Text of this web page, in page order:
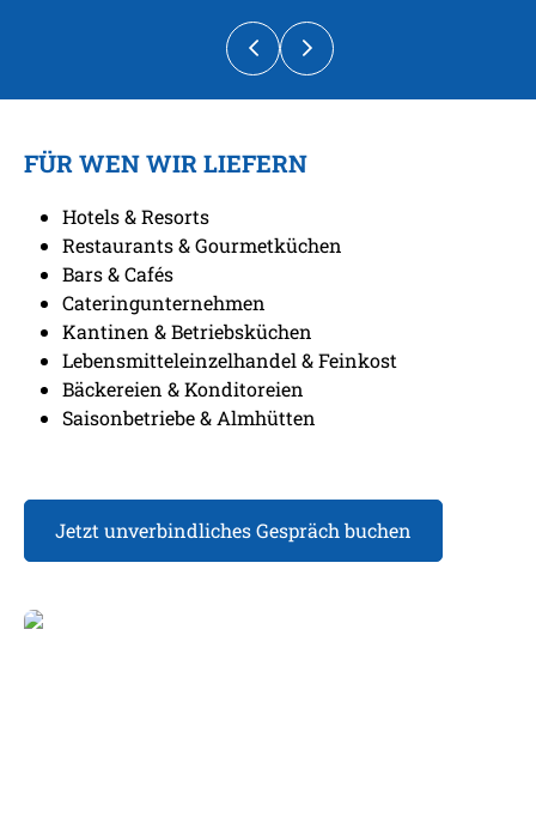
FÜR WEN WIR LIEFERN
Hotels & Resorts
Restaurants & Gourmetküchen
Bars & Cafés
Cateringunternehmen
Kantinen & Betriebsküchen
Lebensmitteleinzelhandel & Feinkost
Bäckereien & Konditoreien
Saisonbetriebe & Almhütten
Jetzt unverbindliches Gespräch buchen